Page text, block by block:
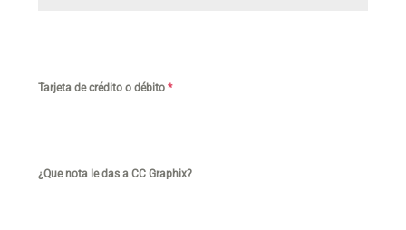
Tarjeta de crédito o débito *
¿Que nota le das a CC Graphix?